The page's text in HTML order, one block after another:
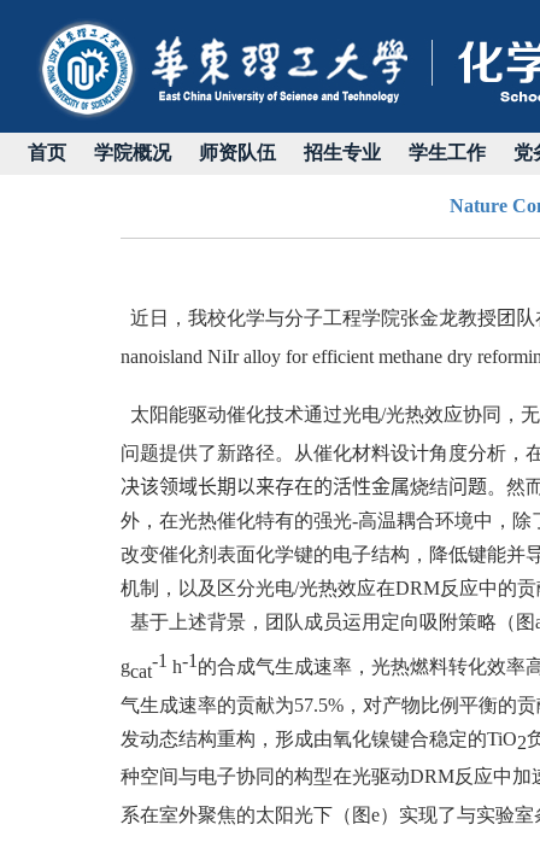
首页 学院概况 师资队伍 招生专业 学生工作 党
Nature
近日，我校化学与分子工程学院张金龙教授 团队
nanoisland NiIr alloy for efficient methane dry
太阳能驱动催化技术通过光电/光热效应协同，
问题提供了新路径。从催化材料设计角度分析，
决该领域长期以来存在的活性金属烧结问题。然
外，在光热催化特有的强光-高温耦合环境中，除
改变催化剂表面化学键的电子结构，降低键能并
机制，以及区分光电/光热效应在DRM反应中的
基于上述背景，团队成员运用定向吸附策略（图
gcat
-1 h-1 的合成气生成速率，光热燃料转化效率
气生成速率的贡献为57.5% ，对产物比例平衡的
发动态结构重构，形成由氧化镍键合稳定的TiO2
种空间与电子协同的构型在光驱动DRM反应中加
系在室外聚焦的太阳光下（图e）实现了与实验